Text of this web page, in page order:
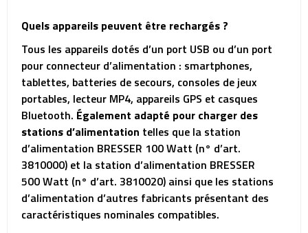
Quels appareils peuvent être rechargés ?
Tous les appareils dotés d’un port USB ou d’un port
pour connecteur d’alimentation : smartphones,
tablettes, batteries de secours, consoles de jeux
portables, lecteur MP4, appareils GPS et casques
Bluetooth. Également adapté pour charger des
stations d’alimentation telles que la station
d’alimentation BRESSER 100 Watt (n° d’art.
3810000) et la station d’alimentation BRESSER
500 Watt (n° d’art. 3810020) ainsi que les stations
d’alimentation d’autres fabricants présentant des
caractéristiques nominales compatibles.